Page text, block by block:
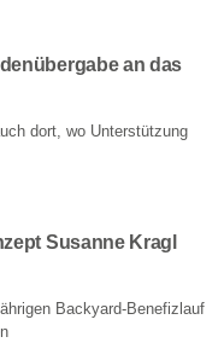
an das
dort, wo Unterstützung
Susanne Kragl
Backyard-Benefizlauf